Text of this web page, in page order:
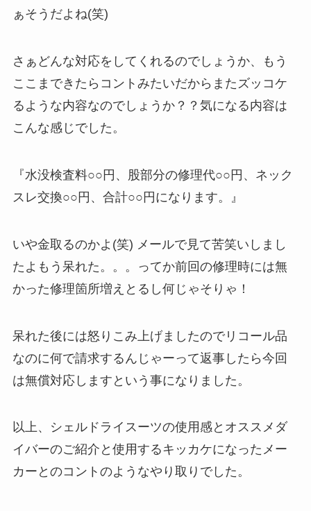
ぁそうだよね(笑)
さぁどんな対応をしてくれるのでしょうか、もう
ここまできたらコントみたいだからまたズッコケ
るような内容なのでしょうか？？気になる内容は
こんな感じでした。
『水没検査料○○円、股部分の修理代○○円、ネック
スレ交換○○円、合計○○円になります。』
いや金取るのかよ(笑) メールで見て苦笑いしまし
たよもう呆れた。。。ってか前回の修理時には無
かった修理箇所増えとるし何じゃそりゃ！
呆れた後には怒りこみ上げましたのでリコール品
なのに何で請求するんじゃーって返事したら今回
は無償対応しますという事になりました。
以上、シェルドライスーツの使用感とオススメダ
イバーのご紹介と使用するキッカケになったメー
カーとのコントのようなやり取りでした。